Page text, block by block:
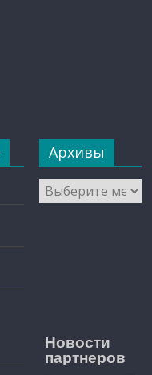
Архивы
Архивы
Новости
партнеров